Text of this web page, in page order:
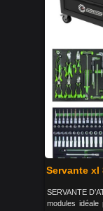
Servante
SERVANTE
modules idéale